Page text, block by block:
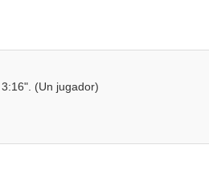
(Un jugador)